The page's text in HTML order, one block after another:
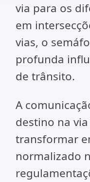
via para os
em
vias, o
profunda
de trânsito.
A
destino na
transformar
normalizado